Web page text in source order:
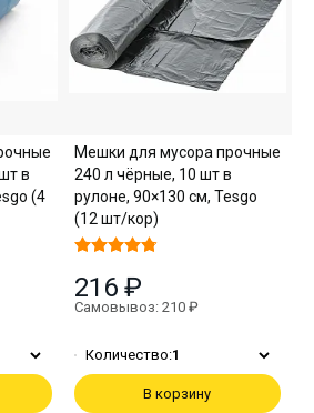
в
(4
Мешки для мусора прочные
240 л чёрные, 10 шт в
рулоне, 90×130 см, Tesgo
(12 шт/кор)
216 ₽
Самовывоз: 210 ₽
Количество:1
В корзину